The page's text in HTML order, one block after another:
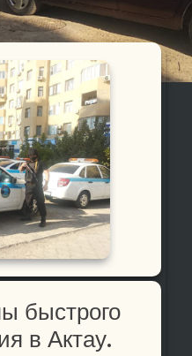
быстрого
в Актау.